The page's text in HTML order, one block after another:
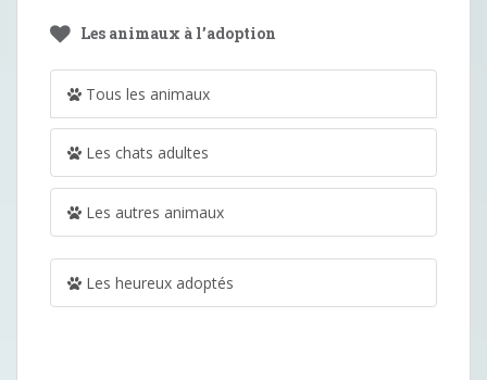
Les animaux à l’adoption
Tous les animaux
Les chats adultes
Les autres animaux
Les heureux adoptés